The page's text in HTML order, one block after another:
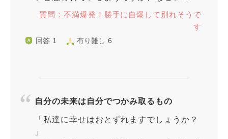
質問：不満爆発！勝手に自爆して別れそうで
す
回答 1 有り難し 6
自分の未来は自分でつかみ取るもの
「私達に幸せはおとずれますでしょうか？
」